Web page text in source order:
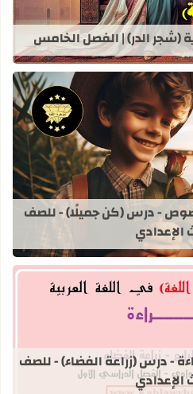
الدر) | الفصل الخامس
قراءة المزيد عن سؤال وجواب |
- درس (كن جميلًا) - للصف
الإعدادي
قراءة المزيد عن سؤال وجواب | دروس
- درس (زراعة الفضاء) - للصف
الإعدادي